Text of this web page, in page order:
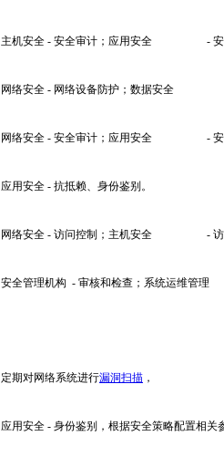
主机安全 - 安全审计；应用安全 -
网络安全 - 网络设备防护；数据安全
网络安全 - 安全审计；应用安全 -
应用安全 - 抗抵赖、身份鉴别。
网络安全 - 访问控制；主机安全 -
安全管理机构 - 审核和检查；系统运维管理
定期对网络系统进行漏洞扫描 ，
应用安全 - 身份鉴别，根据安全策略配置相关